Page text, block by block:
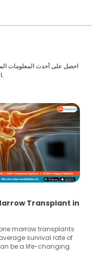
احصل على أحدث المعلومات
الأخرى ذات الصلة لجعل حياتك أكثر صحة وأفضل.
Transplant in
marrow transplants
survival rate of
be a life-changing